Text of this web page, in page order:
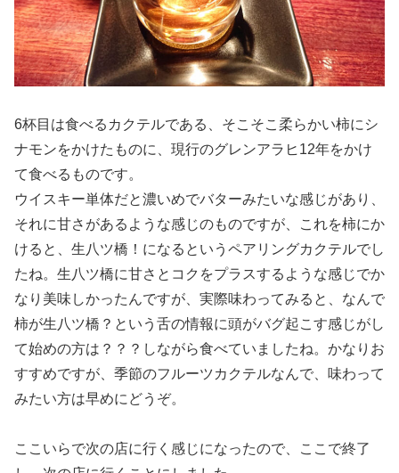
6杯目は食べるカクテルである、そこそこ柔らかい柿にシ
ナモンをかけたものに、現行のグレンアラヒ12年をかけ
て食べるものです。
ウイスキー単体だと濃いめでバターみたいな感じがあり、
それに甘さがあるような感じのものですが、これを柿にか
けると、生八ツ橋！になるというペアリングカクテルでし
たね。生八ツ橋に甘さとコクをプラスするような感じでか
なり美味しかったんですが、実際味わってみると、なんで
柿が生八ツ橋？という舌の情報に頭がバグ起こす感じがし
て始めの方は？？？しながら食べていましたね。かなりお
すすめですが、季節のフルーツカクテルなんで、味わって
みたい方は早めにどうぞ。
ここいらで次の店に行く感じになったので、ここで終了